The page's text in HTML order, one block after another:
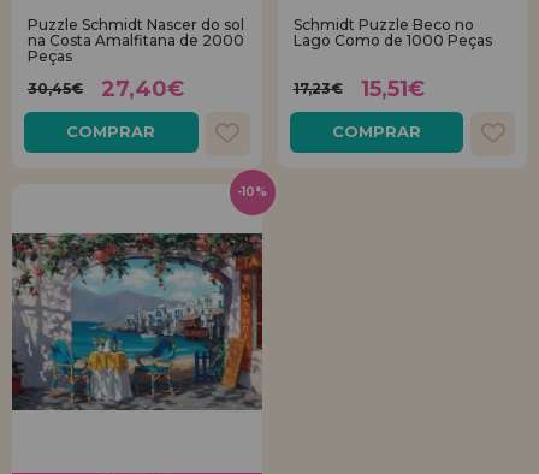
REGISTRO DE REVENDEDOR
Puzzle Schmidt Nascer do sol
na Costa Amalfitana de 2000
Peças
30,45€
27,40€
COMPRAR
Schmidt Puzzle Beco no
Lago Como de 1000 Peças
17,23€ 15,51€
COMPRAR
-10%